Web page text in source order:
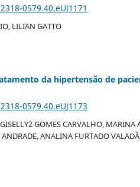
0579.40.eUJ1171
LILIAN GATTO
da hipertensão de
0579.40.eUJ1173
GOMES CARVALHO,
ANALINA FURTADO